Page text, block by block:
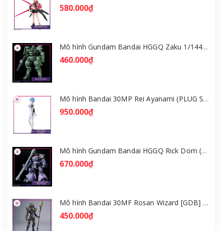
580.000₫
Mô hình Gundam Bandai HGGQ Zaku 1/144 – MSG GQuuuuuuX [GDB] [BHG]
460.000₫
Mô hình Bandai 30MP Rei Ayanami (PLUG SUIT Ver.) – Evangelion [GDB] [30MP]
950.000₫
Mô hình Gundam Bandai HGGQ Rick Dom (Gaia / Ortega) 1/144 [GDB] [BHG]
670.000₫
Mô hình Bandai 30MF Rosan Wizard [GDB] [30MF]
450.000₫